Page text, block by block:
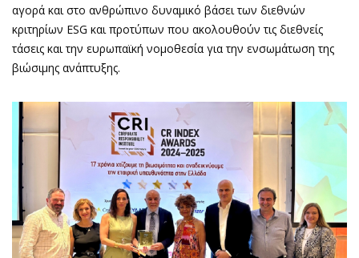
αγορά και στο ανθρώπινο δυναμικό βάσει των διεθνών
κριτηρίων ESG και προτύπων που ακολουθούν τις διεθνείς
τάσεις και την ευρωπαϊκή νομοθεσία για την ενσωμάτωση της
βιώσιμης ανάπτυξης.